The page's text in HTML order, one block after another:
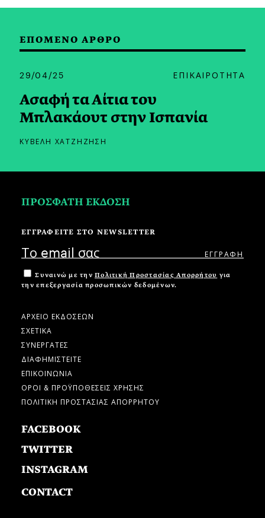
ΕΠΟΜΕΝΟ ΑΡΘΡΟ
29/04/25 ΕΠΙΚΑΙΡΟΤΗΤΑ
Ασαφή τα Αίτια του
Μπλακάουτ στην Ισπανία
ΚΥΒΕΛΗ ΧΑΤΖΗΖΗΣΗ
ΠΡΟΣΦΑΤΗ ΕΚΔΟΣΗ
ΕΓΓΡΑΦΕΙΤΕ ΣΤΟ NEWSLETTER
Συναινώ με την Πολιτική Προστασίας Απορρήτου για
την επεξεργασία προσωπικών δεδομένων.
ΑΡΧΕΙΟ ΕΚΔΟΣΕΩΝ
ΣΧΕΤΙΚΑ
ΣΥΝΕΡΓΑΤΕΣ
ΔΙΑΦΗΜΙΣΤΕΙΤΕ
ΕΠΙΚΟΙΝΩΝΙΑ
ΟΡΟΙ & ΠΡΟΫΠΟΘΕΣΕΙΣ ΧΡΗΣΗΣ
ΠΟΛΙΤΙΚΗ ΠΡΟΣΤΑΣΙΑΣ ΑΠΟΡΡΗΤΟΥ
FACEBOOK
TWITTER
INSTAGRAM
CONTACT